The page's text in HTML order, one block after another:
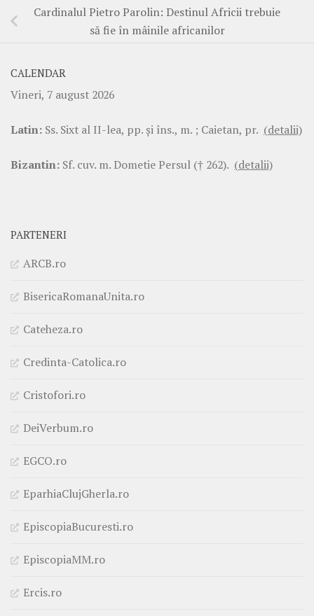
Cardinalul Pietro Parolin: Destinul Africii trebuie
să fie în mâinile africanilor
CALENDAR
Vineri, 7 august 2026
Latin: Ss. Sixt al II-lea, pp. şi îns., m. ; Caietan, pr. (detalii)
Bizantin: Sf. cuv. m. Dometie Persul († 262). (detalii)
PARTENERI
ARCB.ro
BisericaRomanaUnita.ro
Cateheza.ro
Credinta-Catolica.ro
Cristofori.ro
DeiVerbum.ro
EGCO.ro
EparhiaClujGherla.ro
EpiscopiaBucuresti.ro
EpiscopiaMM.ro
Ercis.ro